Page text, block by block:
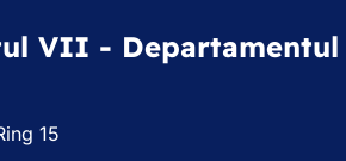
VII -
15